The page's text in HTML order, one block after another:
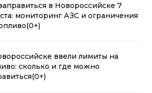
в Новороссийске 7
мониторинг АЗС и ограничения
(0+)
ввели лимиты на
сколько и где можно
(0+)